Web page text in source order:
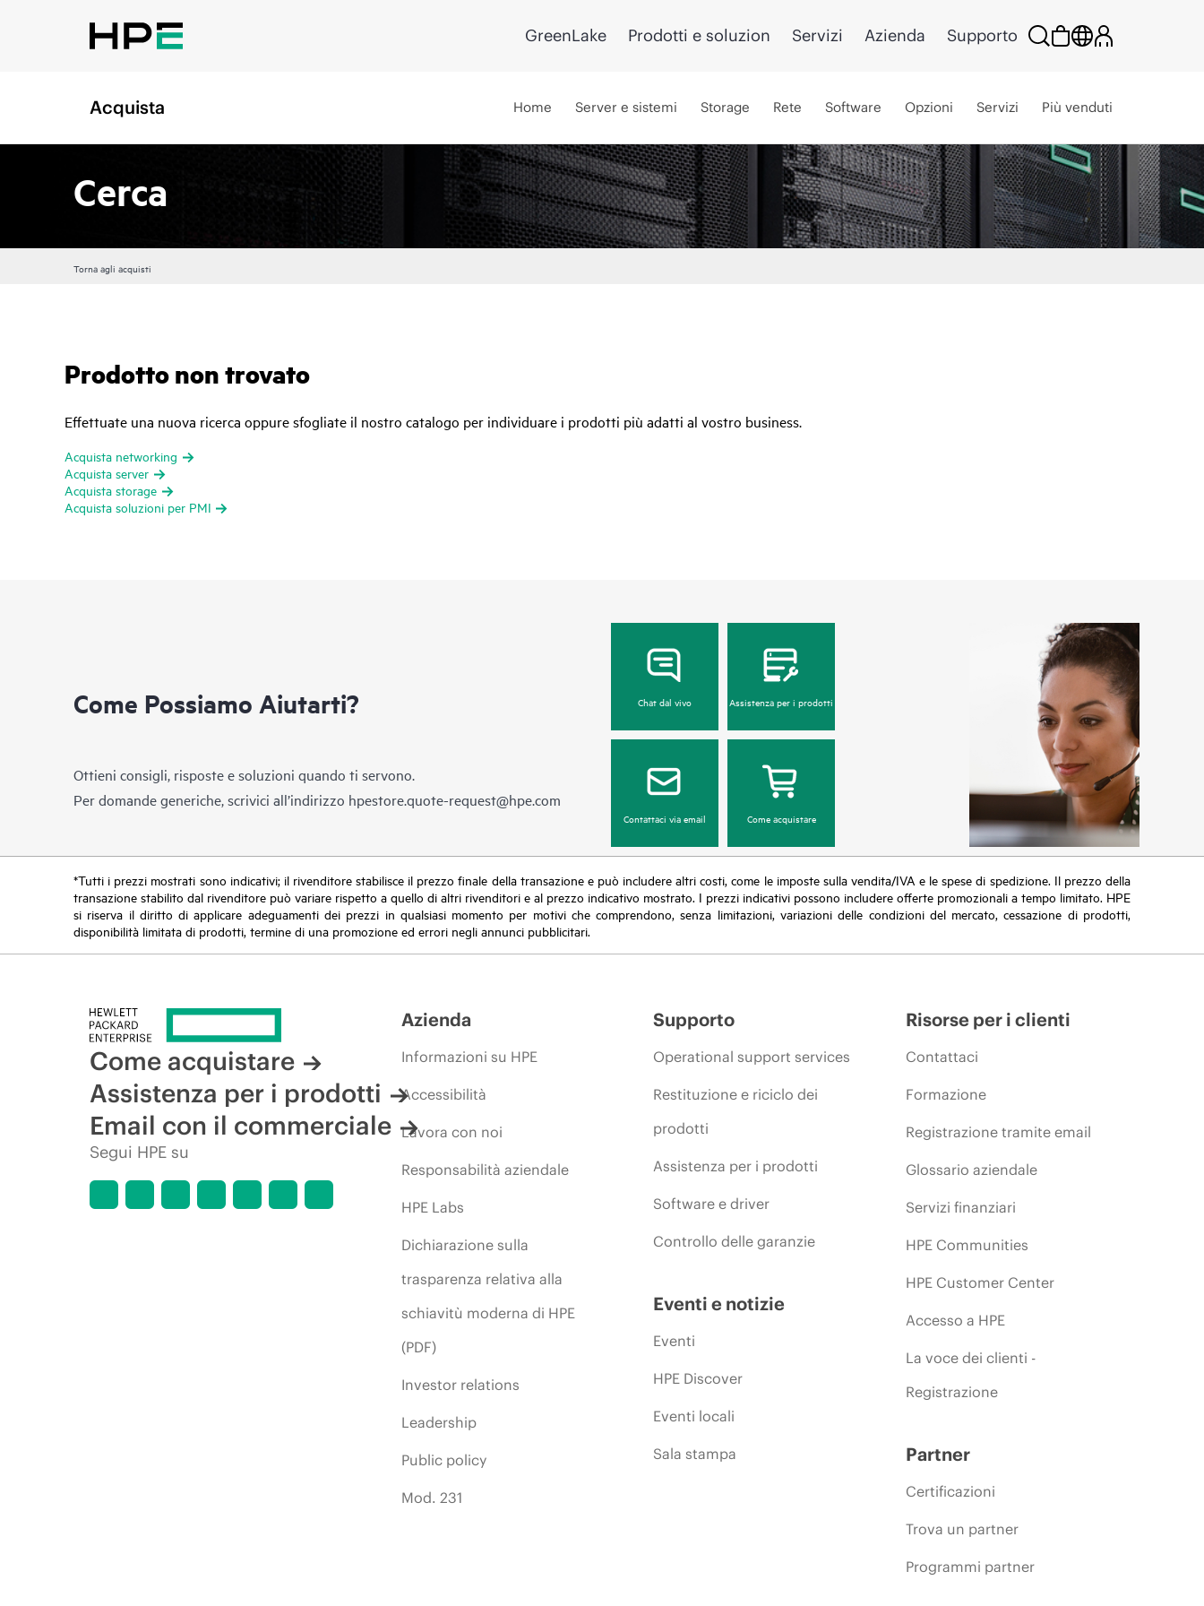
GreenLake Prodotti e soluzion Servizi Azienda Supporto
Acquista Home Server e sistemi Storage Rete Software Opzioni Servizi Più venduti
Cerca
Torna agli acquisti
Prodotto non trovato
Effettuate una nuova ricerca oppure sfogliate il nostro catalogo per individuare i prodotti più adatti al vostro business.
Acquista networking
Acquista server
Acquista storage
Acquista soluzioni per PMI
Come Possiamo Aiutarti?
Ottieni consigli, risposte e soluzioni quando ti servono.
Per domande generiche, scrivici all’indirizzo hpestore.quote-request@hpe.com
Chat dal vivo Assistenza per i prodotti
Contattaci via email Come acquistare
*Tutti i prezzi mostrati sono indicativi; il rivenditore stabilisce il prezzo finale della transazione e può includere altri costi, come le imposte sulla vendita/IVA e le spese di spedizione. Il prezzo della
transazione stabilito dal rivenditore può variare rispetto a quello di altri rivenditori e al prezzo indicativo mostrato. I prezzi indicativi possono includere offerte promozionali a tempo limitato. HPE
si riserva il diritto di applicare adeguamenti dei prezzi in qualsiasi momento per motivi che comprendono, senza limitazioni, variazioni delle condizioni del mercato, cessazione di prodotti,
disponibilità limitata di prodotti, termine di una promozione ed errori negli annunci pubblicitari.
Come acquistare
Assistenza per i prodotti
Email con il commerciale
Segui HPE su
Azienda
Informazioni su HPE
Accessibilità
Lavora con noi
Responsabilità aziendale
HPE Labs
Dichiarazione sulla
trasparenza relativa alla
schiavitù moderna di HPE
(PDF)
Investor relations
Leadership
Public policy
Mod. 231
Supporto
Operational support services
Restituzione e riciclo dei
prodotti
Assistenza per i prodotti
Software e driver
Controllo delle garanzie
Eventi e notizie
Eventi
HPE Discover
Eventi locali
Sala stampa
Risorse per i clienti
Contattaci
Formazione
Registrazione tramite email
Glossario aziendale
Servizi finanziari
HPE Communities
HPE Customer Center
Accesso a HPE
La voce dei clienti -
Registrazione
Partner
Certificazioni
Trova un partner
Programmi partner